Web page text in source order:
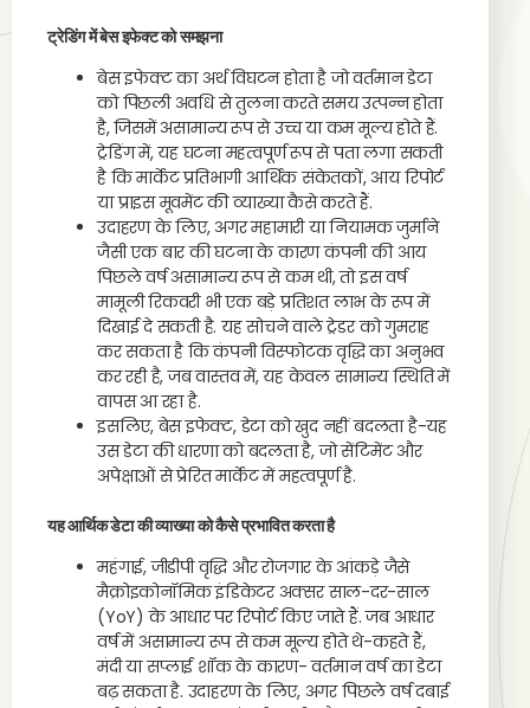
ट्रेडिंग में बेस इफेक्ट को समझना
बेस इफेक्ट का अर्थ विघटन होता है जो वर्तमान डेटा
को पिछली अवधि से तुलना करते समय उत्पन्न होता
है, जिसमें असामान्य रूप से उच्च या कम मूल्य होते हैं.
ट्रेडिंग में, यह घटना महत्वपूर्ण रूप से पता लगा सकती
है कि मार्केट प्रतिभागी आर्थिक संकेतकों, आय रिपोर्ट
या प्राइस मूवमेंट की व्याख्या कैसे करते हैं.
उदाहरण के लिए, अगर महामारी या नियामक जुर्माने
जैसी एक बार की घटना के कारण कंपनी की आय
पिछले वर्ष असामान्य रूप से कम थी, तो इस वर्ष
मामूली रिकवरी भी एक बड़े प्रतिशत लाभ के रूप में
दिखाई दे सकती है. यह सोचने वाले ट्रेडर को गुमराह
कर सकता है कि कंपनी विस्फोटक वृद्धि का अनुभव
कर रही है, जब वास्तव में, यह केवल सामान्य स्थिति में
वापस आ रहा है.
इसलिए, बेस इफेक्ट, डेटा को खुद नहीं बदलता है-यह
उस डेटा की धारणा को बदलता है, जो सेंटिमेंट और
अपेक्षाओं से प्रेरित मार्केट में महत्वपूर्ण है.
यह आर्थिक डेटा की व्याख्या को कैसे प्रभावित करता है
महंगाई, जीडीपी वृद्धि और रोजगार के आंकड़े जैसे
मैक्रोइकोनॉमिक इंडिकेटर अक्सर साल-दर-साल
(YoY) के आधार पर रिपोर्ट किए जाते हैं. जब आधार
वर्ष में असामान्य रूप से कम मूल्य होते थे-कहते हैं,
मंदी या सप्लाई शॉक के कारण- वर्तमान वर्ष का डेटा
बढ़ सकता है. उदाहरण के लिए, अगर पिछले वर्ष दबाई